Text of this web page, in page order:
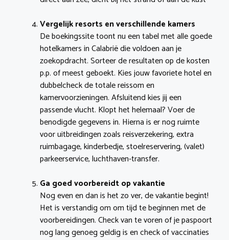
Vergelijk resorts en verschillende kamers
De boekingssite toont nu een tabel met alle goede
hotelkamers in Calabrië die voldoen aan je
zoekopdracht. Sorteer de resultaten op de kosten
p.p. of meest geboekt. Kies jouw favoriete hotel en
dubbelcheck de totale reissom en
kamervoorzieningen. Afsluitend kies jij een
passende vlucht. Klopt het helemaal? Voer de
benodigde gegevens in. Hierna is er nog ruimte
voor uitbreidingen zoals reisverzekering, extra
ruimbagage, kinderbedje, stoelreservering, (valet)
parkeerservice, luchthaven-transfer.
Ga goed voorbereidt op vakantie
Nog even en dan is het zo ver, de vakantie begint!
Het is verstandig om om tijd te beginnen met de
voorbereidingen. Check van te voren of je paspoort
nog lang genoeg geldig is en check of vaccinaties